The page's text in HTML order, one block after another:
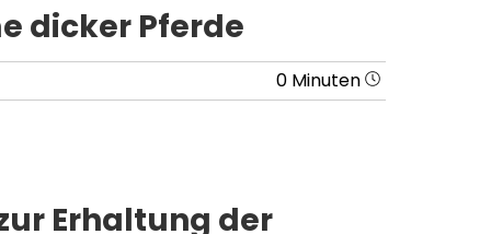
dicker Pferde
0 Minuten
Erhaltung der